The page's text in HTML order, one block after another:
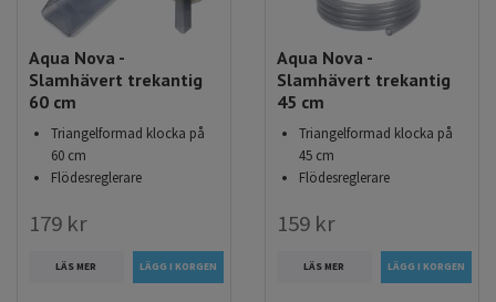
Aqua Nova -
Slamhävert trekantig
60 cm
Triangelformad klocka på
60 cm
Flödesreglerare
179 kr
LÄS MER
Aqua Nova -
Slamhävert trekantig
45 cm
Triangelformad klocka på
45 cm
Flödesreglerare
159 kr
LÄS MER